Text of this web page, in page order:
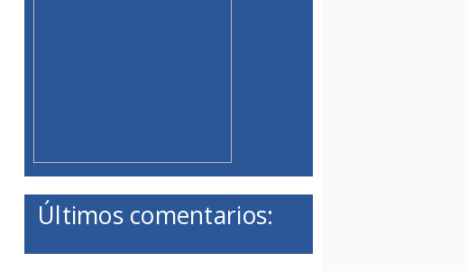
Últimos comentarios: